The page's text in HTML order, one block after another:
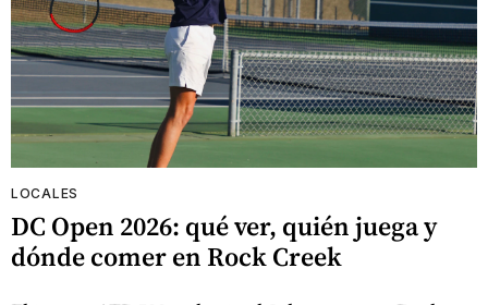
LOCALES
DC Open 2026: qué ver, quién juega y
dónde comer en Rock Creek